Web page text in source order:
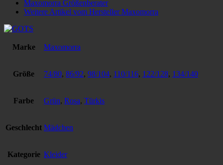
Maxomorra Größenberater
Weitere Artikel vom Hersteller Maxomorra
Marke Maxomorra
Größe 74/80, 86/92, 98/104, 110/116, 122/128, 134/140
Farbe Grün, Rosa, Türkis
Geschlecht Mädchen
Kategorie Kleider